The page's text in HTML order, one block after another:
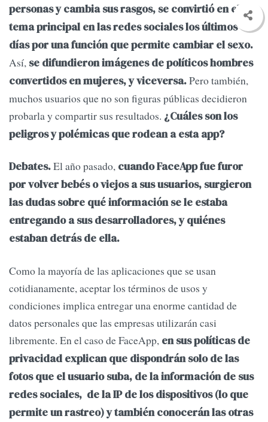
personas y cambia sus rasgos, se convirtió en el
tema principal en las redes sociales los últimos
días por una función que permite cambiar el sexo.
Así, se difundieron imágenes de políticos hombres
convertidos en mujeres, y viceversa.Pero también,
muchos usuarios que no son figuras públicas decidieron
probarla y compartir sus resultados. ¿Cuáles son los
peligros y polémicas que rodean a esta app?
Debates.El año pasado, cuando FaceApp fue furor
por volver bebés o viejos a sus usuarios, surgieron
las dudas sobre qué información se le estaba
entregando a sus desarrolladores, y quiénes
estaban detrás de ella.
Como la mayoría de las aplicaciones que se usan
cotidianamente, aceptar los términos de usos y
condiciones implica entregar una enorme cantidad de
datos personales que las empresas utilizarán casi
libremente. En el caso de FaceApp, en sus políticas de
privacidad explican que dispondrán solo de las
fotos que el usuario suba, de la información de sus
redes sociales, de la IP de los dispositivos (lo que
permite un rastreo) y también conocerán las otras